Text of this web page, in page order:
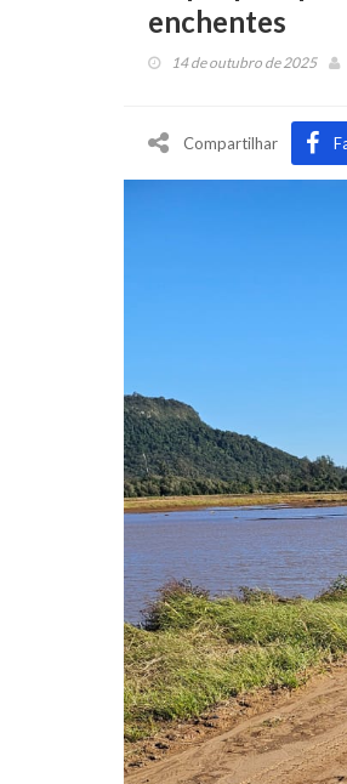
enchentes
14 de outubro de 2025
Compartilhar